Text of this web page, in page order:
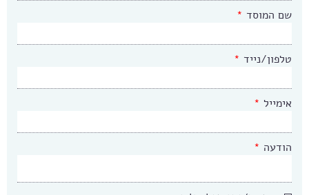
שם המוסד *
טלפון/נייד *
אימייל *
הודעה *